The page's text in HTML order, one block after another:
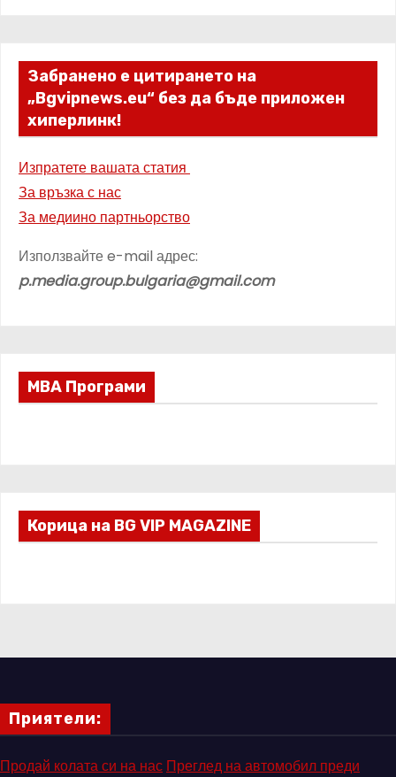
Забранено е цитирането на
„Bgvipnews.eu“ без да бъде приложен
хиперлинк!
Изпратете вашата статия
За връзка с нас
За медиино партньорство
Използвайте e-mail адрес:
p.media.group.bulgaria@gmail.com
МВА Програми
Корица на BG VIP MAGAZINE
Приятели:
Продай колата си на нас Преглед на автомобил преди